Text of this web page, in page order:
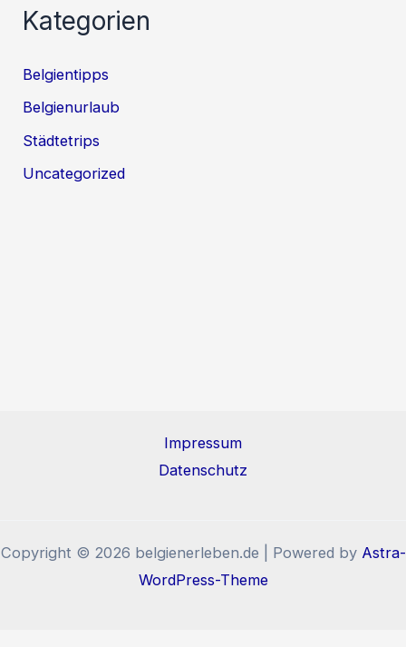
Kategorien
Belgientipps
Belgienurlaub
Städtetrips
Uncategorized
Impressum
Datenschutz
Copyright © 2026 belgienerleben.de | Powered by Astra-
WordPress-Theme